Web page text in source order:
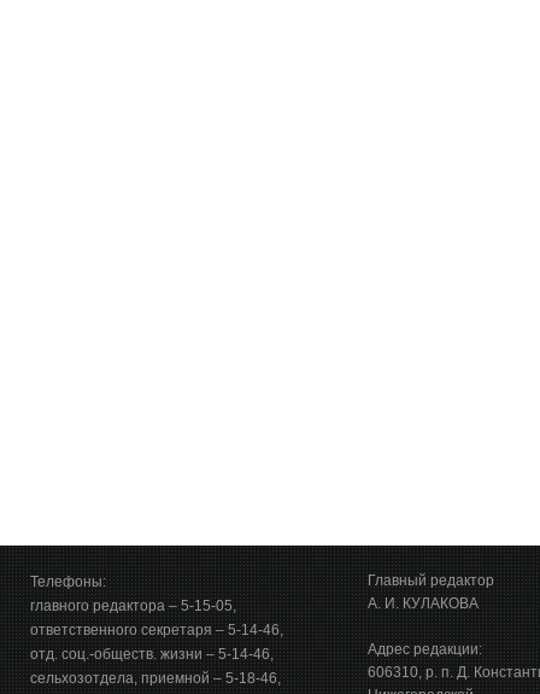
Телефоны:
главного редактора – 5-15-05,
ответственного секретаря – 5-14-46,
отд. соц.-обществ. жизни – 5-14-46,
сельхозотдела, приемной – 5-18-46,
Главный редактор
А. И. КУЛАКОВА
Адрес редакции:
606310, р. п. Д.